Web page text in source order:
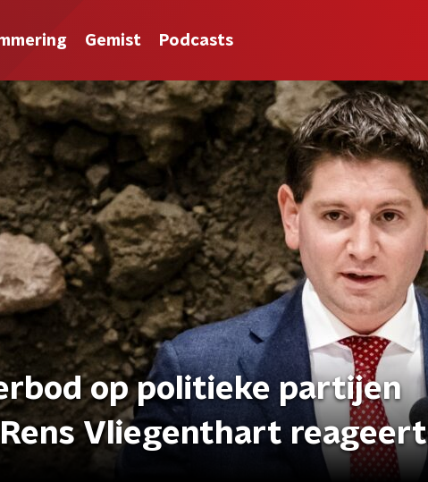
Gemist Podcasts
op politieke partijen
Vliegenthart reageert